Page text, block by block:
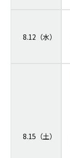
8.12（水）
8.15（土）